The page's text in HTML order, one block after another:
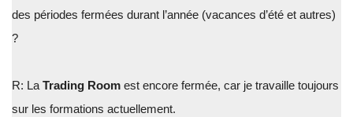
des périodes fermées durant l’année (vacances d’été et autres)
?
R: La Trading Room est encore fermée, car je travaille toujours
sur les formations actuellement.